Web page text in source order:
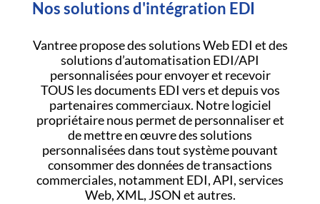
Nos solutions d'intégration EDI
Vantree propose des solutions Web EDI et des
solutions d’automatisation EDI/API
personnalisées pour envoyer et recevoir
TOUS les documents EDI vers et depuis vos
partenaires commerciaux. Notre logiciel
propriétaire nous permet de personnaliser et
de mettre en œuvre des solutions
personnalisées dans tout système pouvant
consommer des données de transactions
commerciales, notamment EDI, API, services
Web, XML, JSON et autres.